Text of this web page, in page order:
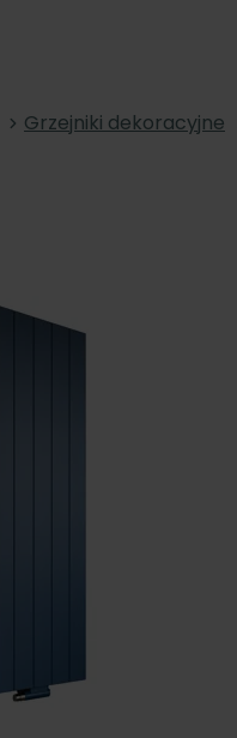
Grzejniki dekoracyjne